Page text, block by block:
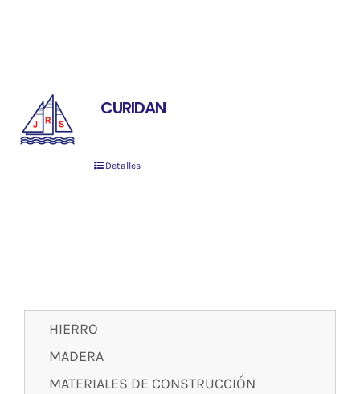
CURIDAN
Detalles
HIERRO
MADERA
MATERIALES DE CONSTRUCCIÓN